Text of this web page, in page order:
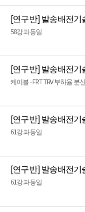
[연구반] 발송배전기
58강과 동일
[연구반] 발송배전기
케이블 - FRT TRV 부하율 분
[연구반] 발송배전기
61강과 동일
[연구반] 발송배전기
61강과 동일